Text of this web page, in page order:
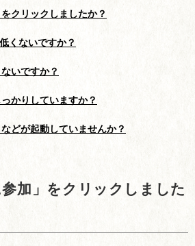
クリックしましたか？
くないですか？
いですか？
かりしていますか？
どが起動していませんか？
参加」をクリックしました